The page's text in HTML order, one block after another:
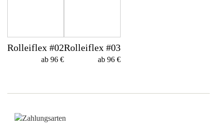
Rolleiflex #02
ab 96 €
Rolleiflex #03
ab 96 €